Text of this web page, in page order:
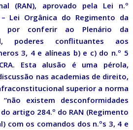
(RAN), aprovado pela Lei n.º
Lei Orgânica do Regimento da
por conferir ao Plenário da
poderes conflituantes aos
3, 4 e alíneas b) e c) do n.º 5
Esta alusão é uma pérola,
nas academias de direito,
superior a norma
existem desconformidades
artigo 284.º do RAN (Regimento
com os comandos dos n.ºs 3, 4 e